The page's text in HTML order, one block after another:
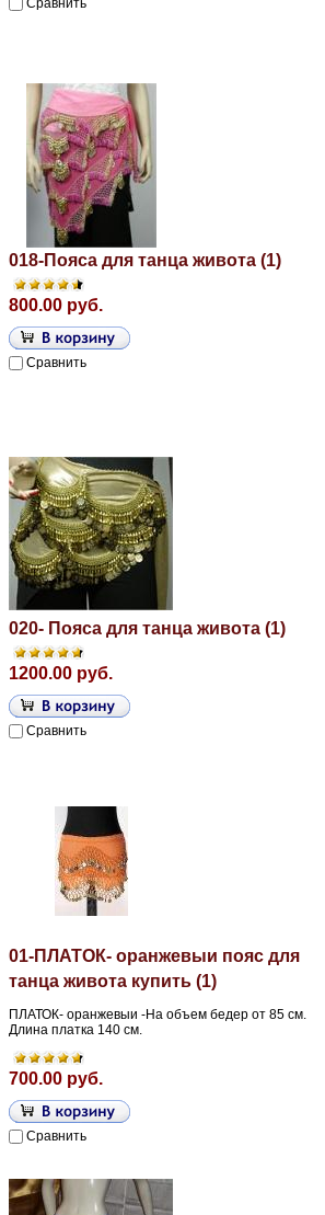
Сравнить
018-Пояса для танца живота (1)
800.00 руб.
Сравнить
020- Пояса для танца живота (1)
1200.00 руб.
Сравнить
01-ПЛАТОК- оранжевыи пояс для
танца живота купить (1)
ПЛАТОК- оранжевыи -На объем бедер от 85 см.
Длина платка 140 см.
700.00 руб.
Сравнить